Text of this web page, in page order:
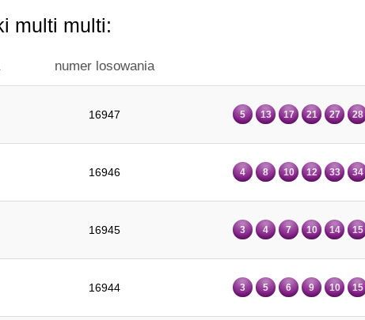
multi multi:
numer losowania
16947 5 13 17 21 27 28
16946 4 8 10 12 33 34
16945 3 4 7 10 14 15
16944 3 5 6 9 10 15